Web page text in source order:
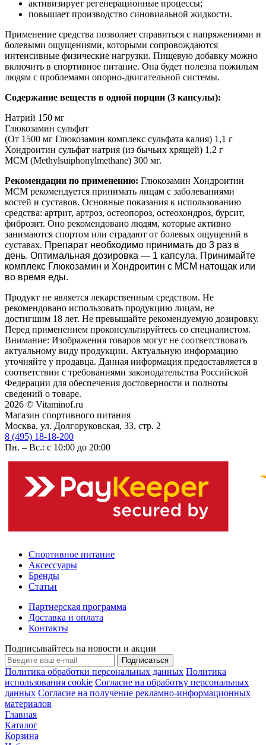
активизирует регенерационные процессы;
повышает производство синовиальной жидкости.
Применение средства позволяет справиться с напряжениями и
болевыми ощущениями, которыми сопровождаются
интенсивные физические нагрузки. Пищевую добавку можно
включить в спортивное питание. Она будет полезна пожилым
людям с проблемами опорно-двигательной системы.
Содержание веществ в одной порции (3 капсулы):
Натрий 150 мг
Глюкозамин сульфат
(От 1500 мг Глюкозамин комплекс сульфата калия) 1,1 г
Хондроитин сульфат натрия (из бычьих хрящей) 1,2 г
МСМ (Methylsuiphonylmethane) 300 мг.
Рекомендации по применению: Глюкозамин Хондроитин
МСМ рекомендуется принимать лицам с заболеваниями
костей и суставов. Основные показания к использованию
средства: артрит, артроз, остеопороз, остеохондроз, бурсит,
фиброзит. Оно рекомендовано людям, которые активно
занимаются спортом или страдают от болевых ощущений в
суставах. Препарат необходимо принимать до 3 раз в
день. Оптимальная дозировка — 1 капсула. Принимайте
комплекс Глюкозамин и Хондроитин с МСМ натощак или
во время еды.
Продукт не является лекарственным средством. Не
рекомендовано использовать продукцию лицам, не
достигшим 18 лет. Не превышайте рекомендуемую дозировку.
Перед применением проконсультируйтесь со специалистом.
Внимание: Изображения товаров могут не соответствовать
актуальному виду продукции. Актуальную информацию
уточняйте у продавца. Данная информация предоставляется в
соответствии с требованиями законодательства Российской
Федерации для обеспечения достоверности и полноты
сведений о товаре.
2026 © Vitaminof.ru
Магазин спортивного питания
Москва, ул. Долгоруковская, 33, стр. 2
8 (495) 18-18-200
Пн. – Вс.: с 10:00 до 20:00
Спортивное питание
Аксессуары
Бренды
Статьи
Партнерская программа
Доставка и оплата
Контакты
Подписывайтесь на новости и акции
Подписаться
Политика обработки персональных данных Политика
использования cookie Согласие на обработку персональных
данных Согласие на получение рекламно-информационных
материалов
Главная
Каталог
Корзина